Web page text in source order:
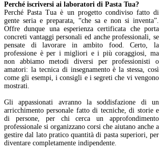
Perché iscriversi ai laboratori di Pasta Tua?
Perché Pasta Tua è un progetto condiviso fatto di
gente seria e preparata, “che sa e non si inventa”.
Offre dunque una esperienza certificata che porta
concreti vantaggi personali ed anche professionali, se
pensate di lavorare in ambito food. Certo, la
professione è per i migliori e i più coraggiosi, ma
non abbiamo metodi diversi per professionisti o
amatori: la tecnica di insegnamento è la stessa, così
come gli esempi, i consigli e i segreti che vi vengono
mostrati.
Gli appassionati avranno la soddisfazione di un
arricchimento personale fatto di tecniche, di storie e
di persone, per chi cerca un approfondimento
professionale si organizzano corsi che aiutano anche a
gestire dal lato pratico quantità di pasta superiori, per
diventare completamente indipendente.